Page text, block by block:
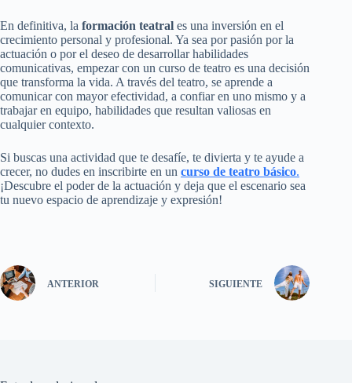
En definitiva, la formación teatral es una inversión en el
crecimiento personal y profesional. Ya sea por pasión por la
actuación o por el deseo de desarrollar habilidades
comunicativas, empezar con un curso de teatro es una decisión
que transforma la vida. A través del teatro, se aprende a
comunicar con mayor efectividad, a confiar en uno mismo y a
trabajar en equipo, habilidades que resultan valiosas en
cualquier contexto.
Si buscas una actividad que te desafíe, te divierta y te ayude a
crecer, no dudes en inscribirte en un curso de teatro básico.
¡Descubre el poder de la actuación y deja que el escenario sea
tu nuevo espacio de aprendizaje y expresión!
ANTERIOR SIGUIENTE